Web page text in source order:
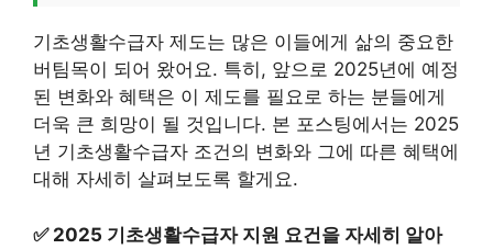
기초생활수급자 제도는 많은 이들에게 삶의 중요한
버팀목이 되어 왔어요. 특히, 앞으로 2025년에 예정
된 변화와 혜택은 이 제도를 필요로 하는 분들에게
더욱 큰 희망이 될 것입니다. 본 포스팅에서는 2025
년 기초생활수급자 조건의 변화와 그에 따른 혜택에
대해 자세히 살펴보도록 할게요.
✅ 2025 기초생활수급자 지원 요건을 자세히 알아